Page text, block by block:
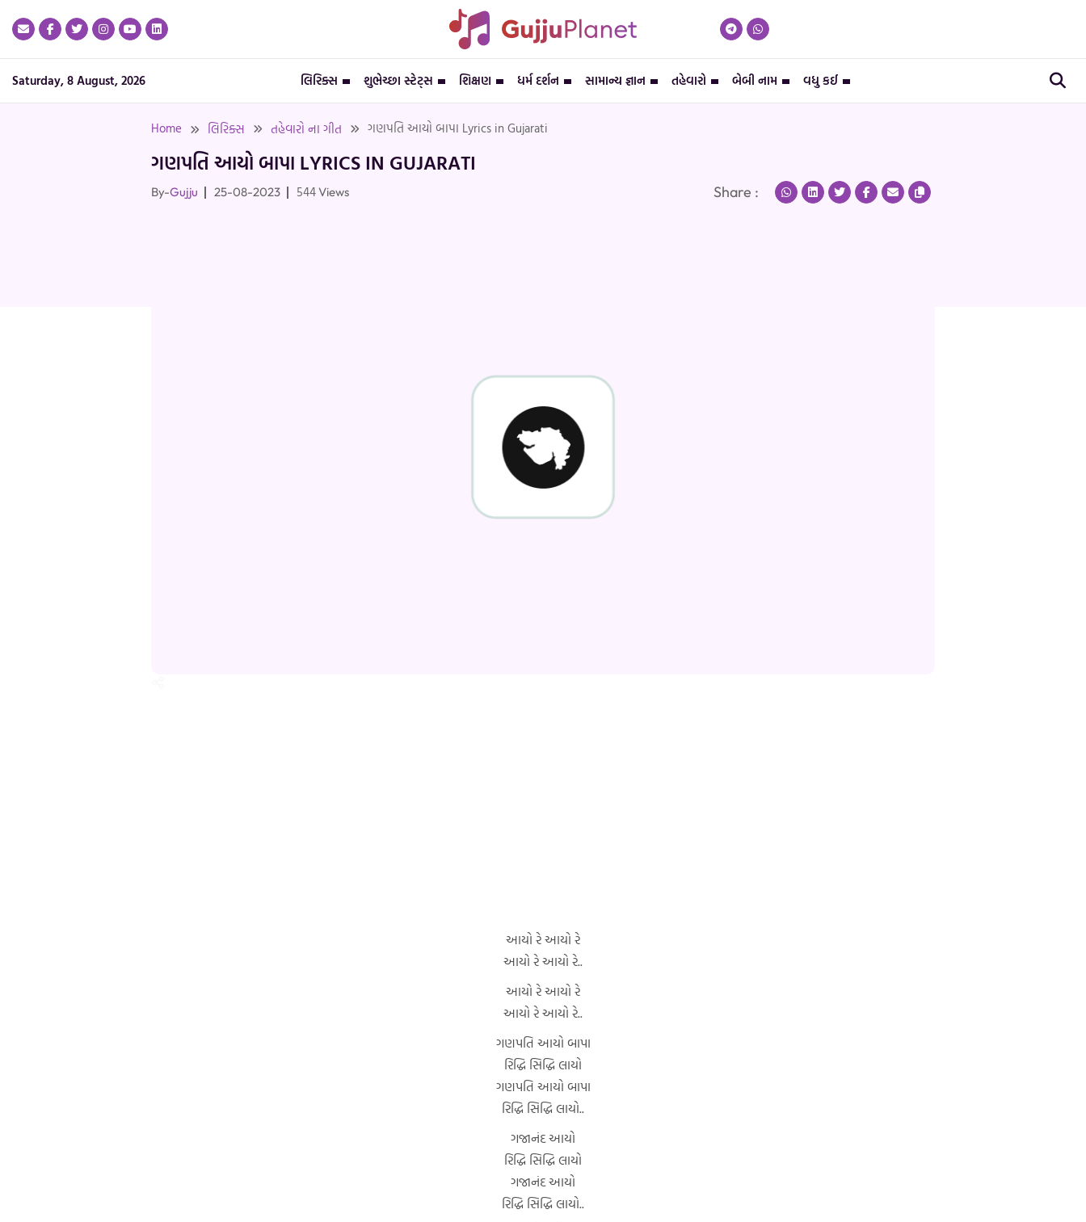
Saturday, 8 August, 2026 લિરિક્સ શુભેચ્છા સ્ટેટ્સ શિક્ષણ ધર્મ દર્શન સામાન્ય જ્ઞાન તહેવારો બેબી નામ વધુ કઈ
Home લિરિક્સ તહેવારો ના ગીત ગણપતિ આયો બાપા Lyrics in Gujarati
ગણપતિ આયો બાપા LYRICS IN GUJARATI
By-Gujju 25-08-2023 544Views Share :
આયો રે આયો રે
આયો રે આયો રે..
આયો રે આયો રે
આયો રે આયો રે..
ગણપતિ આયો બાપા
રિદ્ધિ સિદ્ધિ લાયો
ગણપતિ આયો બાપા
રિદ્ધિ સિદ્ધિ લાયો..
ગજાનંદ આયો
રિદ્ધિ સિદ્ધિ લાયો
ગજાનંદ આયો
રિદ્ધિ સિદ્ધિ લાયો..